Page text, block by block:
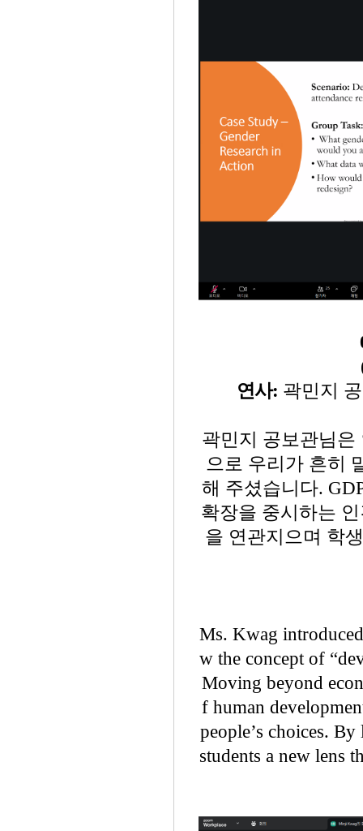
연사: 곽민지
곽민지 공보관님은
으로 우리가 흔히
해 주셨습니다.
확장을 중시하는
을 연관지으며 학
Ms. Kwag
w the concept of
Moving beyond
f human
people’s choices.
students a new lens